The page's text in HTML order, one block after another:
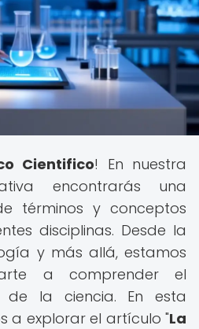
Cientifico! En nuestra
encontrarás una
términos y conceptos
disciplinas. Desde la
y más allá, estamos
a comprender el
de la ciencia. En esta
a explorar el artículo "La